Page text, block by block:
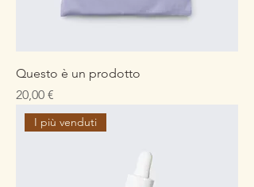
Questo è un prodotto
Prezzo
20,00 €
I più venduti